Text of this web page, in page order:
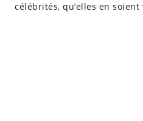
célébrités, qu’elles en